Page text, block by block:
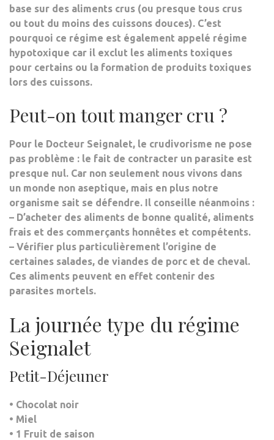
base sur des aliments crus (ou presque tous crus
ou tout du moins des cuissons douces). C’est
pourquoi ce régime est également appelé régime
hypotoxique car il exclut les aliments toxiques
pour certains ou la formation de produits toxiques
lors des cuissons.
Peut-on tout manger cru ?
Pour le Docteur Seignalet, le crudivorisme ne pose
pas problème : le fait de contracter un parasite est
presque nul. Car non seulement nous vivons dans
un monde non aseptique, mais en plus notre
organisme sait se défendre. Il conseille néanmoins :
– D’acheter des aliments de bonne qualité, aliments
frais et des commerçants honnêtes et compétents.
– Vérifier plus particulièrement l’origine de
certaines salades, de viandes de porc et de cheval.
Ces aliments peuvent en effet contenir des
parasites mortels.
La journée type du régime
Seignalet
Petit-Déjeuner
• Chocolat noir
• Miel
• 1 Fruit de saison